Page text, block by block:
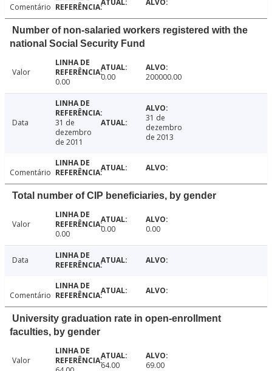
Comentário
Number of non-salaried workers registered with the
national Social Security Fund
Valor
0.00
0.00 200000.00
Data
31 de
dezembro
de 2011
31 de
dezembro
de 2013
Comentário
Total number of CIP beneficiaries, by gender
Valor
0.00
0.00 0.00
Data
Comentário
University graduation rate in open-enrollment
faculties, by gender
Valor
64.00 69.00